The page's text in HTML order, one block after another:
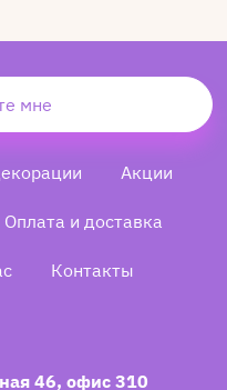
мне
Акции
Оплата и доставка
Контакты
46, офис 310